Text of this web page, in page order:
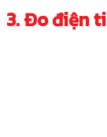
3. Đo điện